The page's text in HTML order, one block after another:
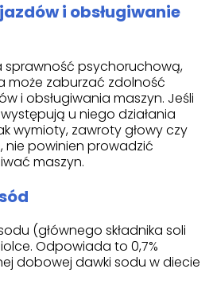
i obsługiwanie
sprawność psychoruchową,
może zaburzać zdolność
i obsługiwania maszyn. Jeśli
u niego działania
wymioty, zawroty głowy czy
nie powinien prowadzić
maszyn.
(głównego składnika soli
Odpowiada to 0,7%
dobowej dawki sodu w diecie